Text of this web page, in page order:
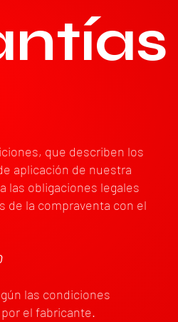
que describen los
aplicación de nuestra
las obligaciones legales
de la compraventa con el
las condiciones
el fabricante.